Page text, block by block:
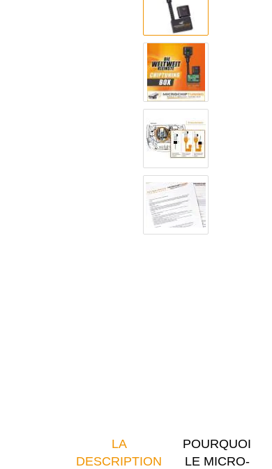
LA
DESCRIPTION
POURQUOI
LE MICRO-